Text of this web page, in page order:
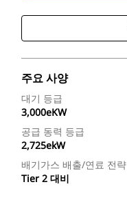
주요 사양
대기 등급
3,000eKW
공급 동력 등급
2,725ekW
배기가스 배출/연료 전략
Tier 2 대비